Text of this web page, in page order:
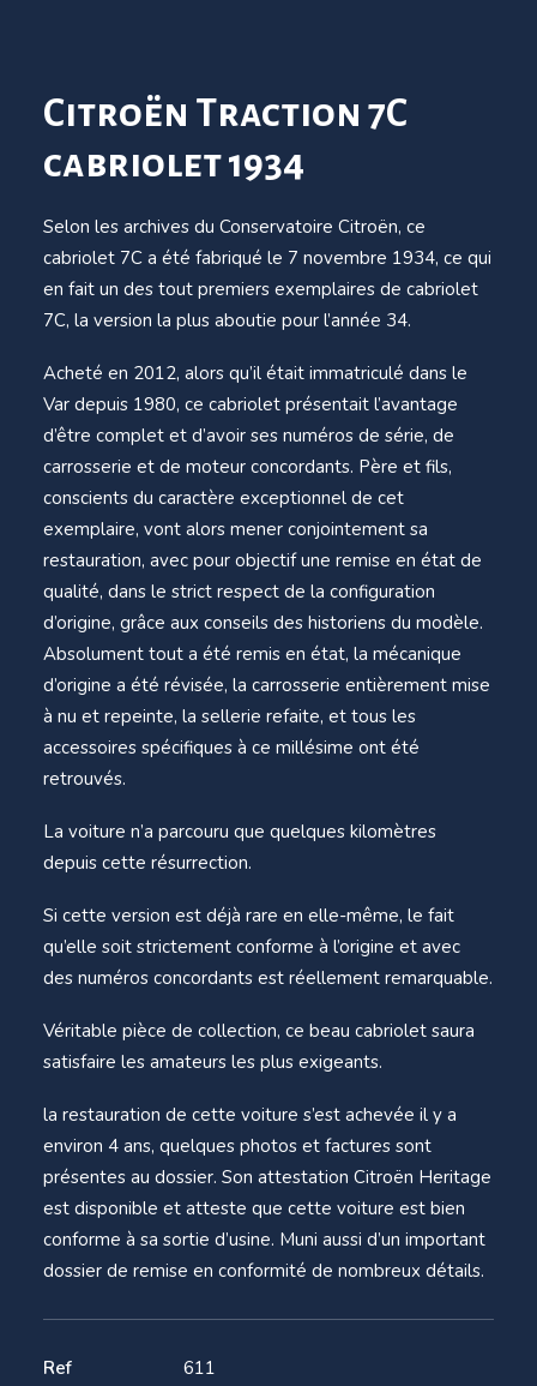
Citroën Traction 7C
cabriolet 1934
Selon les archives du Conservatoire Citroën, ce
cabriolet 7C a été fabriqué le 7 novembre 1934, ce qui
en fait un des tout premiers exemplaires de cabriolet
7C, la version la plus aboutie pour l’année 34.
Acheté en 2012, alors qu’il était immatriculé dans le
Var depuis 1980, ce cabriolet présentait l’avantage
d’être complet et d’avoir ses numéros de série, de
carrosserie et de moteur concordants. Père et fils,
conscients du caractère exceptionnel de cet
exemplaire, vont alors mener conjointement sa
restauration, avec pour objectif une remise en état de
qualité, dans le strict respect de la configuration
d’origine, grâce aux conseils des historiens du modèle.
Absolument tout a été remis en état, la mécanique
d’origine a été révisée, la carrosserie entièrement mise
à nu et repeinte, la sellerie refaite, et tous les
accessoires spécifiques à ce millésime ont été
retrouvés.
La voiture n’a parcouru que quelques kilomètres
depuis cette résurrection.
Si cette version est déjà rare en elle-même, le fait
qu’elle soit strictement conforme à l’origine et avec
des numéros concordants est réellement remarquable.
Véritable pièce de collection, ce beau cabriolet saura
satisfaire les amateurs les plus exigeants.
la restauration de cette voiture s’est achevée il y a
environ 4 ans, quelques photos et factures sont
présentes au dossier. Son attestation Citroën Heritage
est disponible et atteste que cette voiture est bien
conforme à sa sortie d’usine. Muni aussi d’un important
dossier de remise en conformité de nombreux détails.
Ref
611